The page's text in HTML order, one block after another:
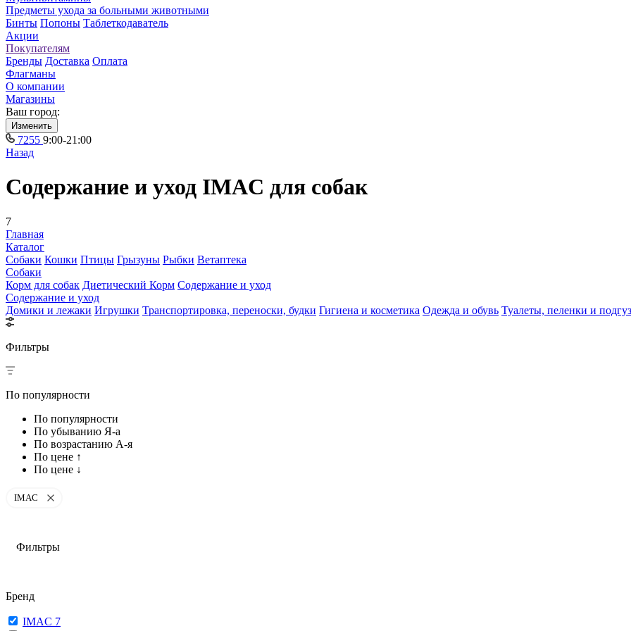
Предметы ухода за больными животными
Бинты Попоны Таблеткодаватель
Акции
Покупателям
Бренды Доставка Оплата
Флагманы
О компании
Магазины
Ваш город:
Изменить
7255 9:00-21:00
Назад
Содержание и уход IMAC для собак
7
Главная
Каталог
Собаки Кошки Птицы Грызуны Рыбки Ветаптека
Собаки
Корм для собак Диетический Корм Содержание и уход
Содержание и уход
Домики и лежаки Игрушки Транспортировка, переноски, будки Гигиена и косметика Одежда и обувь Туалеты, пеленки и
Фильтры
По популярности
По популярности
По убыванию Я-а
По возрастанию А-я
По цене ↑
По цене ↓
IMAC
Фильтры
Бренд
IMAC 7